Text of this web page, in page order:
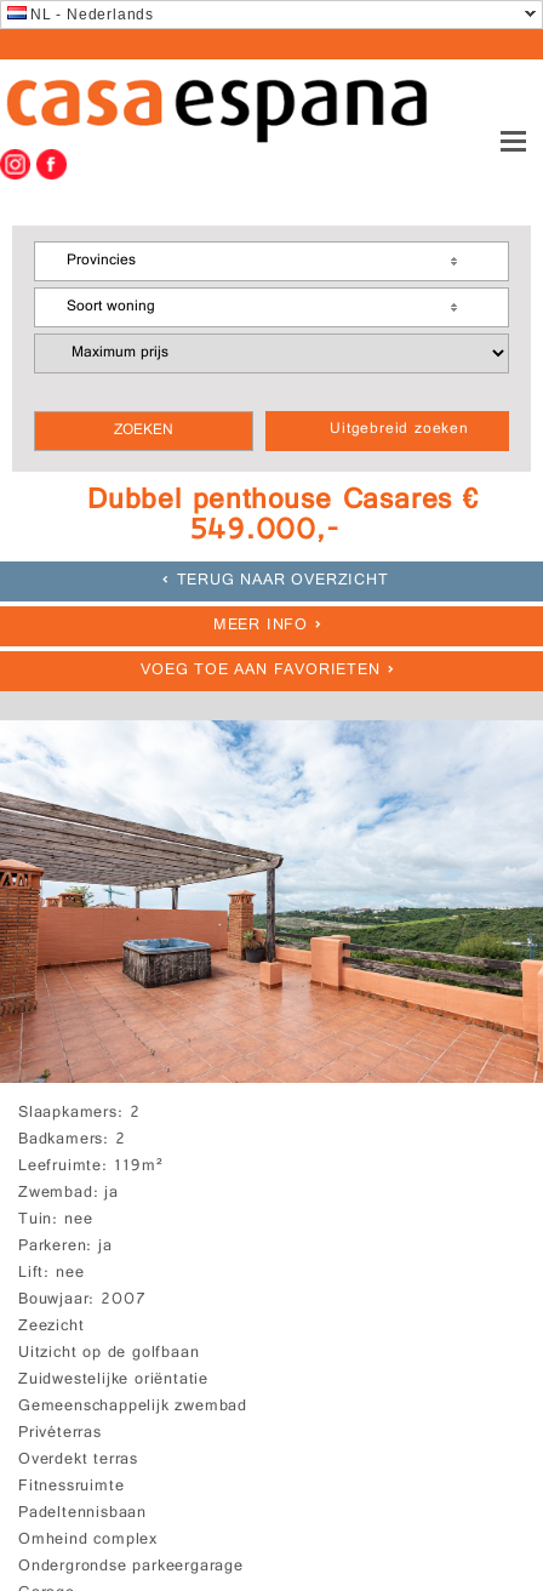
NL - Nederlands
Uitgebreid zoeken
Provincies
Soort woning
Dubbel penthouse Casares €
549.000,-
TERUG NAAR OVERZICHT
MEER INFO
VOEG TOE AAN FAVORIETEN
Slaapkamers 2
Badkamers 2
Leefruimte 119m²
Zwembad ja
Tuin nee
Parkeren ja
Lift nee
Bouwjaar 2007
Zeezicht
Uitzicht op de golfbaan
Zuidwestelijke oriëntatie
Gemeenschappelijk zwembad
Privéterras
Overdekt terras
Fitnessruimte
Padeltennisbaan
Omheind complex
Ondergrondse parkeergarage